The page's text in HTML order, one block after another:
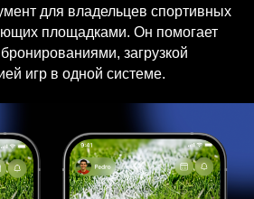
для владельцев спортивных
площадками. Он помогает
загрузкой
игр в одной системе.